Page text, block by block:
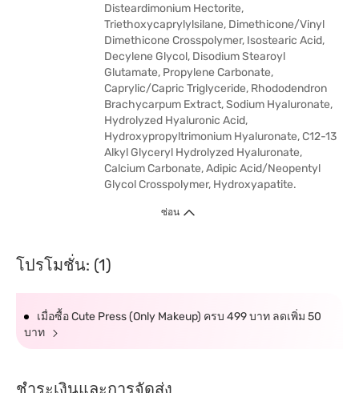
Disteardimonium Hectorite,
Triethoxycaprylylsilane, Dimethicone/Vinyl
Dimethicone Crosspolymer, Isostearic Acid,
Decylene Glycol, Disodium Stearoyl
Glutamate, Propylene Carbonate,
Caprylic/Capric Triglyceride, Rhododendron
Brachycarpum Extract, Sodium Hyaluronate,
Hydrolyzed Hyaluronic Acid,
Hydroxypropyltrimonium Hyaluronate, C12-13
Alkyl Glyceryl Hydrolyzed Hyaluronate,
Calcium Carbonate, Adipic Acid/Neopentyl
Glycol Crosspolymer, Hydroxyapatite.
ซ่อน
โปรโมชั่น: (1)
เมื่อซื้อ Cute Press (Only Makeup) ครบ 499 บาท ลดเพิ่ม 50
บาท
ชำระเงินและการจัดส่ง